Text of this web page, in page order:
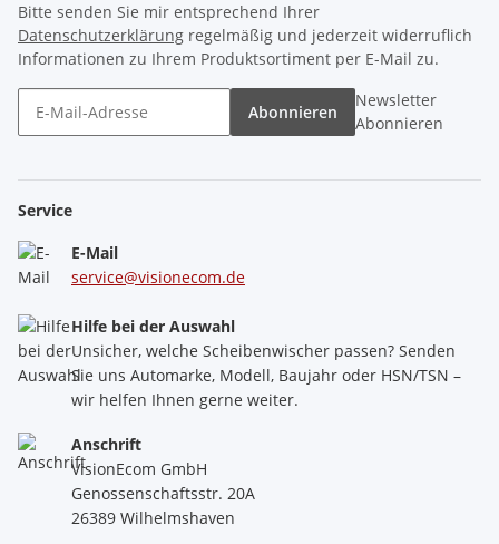
Bitte senden Sie mir entsprechend Ihrer
Datenschutzerklärung regelmäßig und jederzeit widerruflich
Informationen zu Ihrem Produktsortiment per E-Mail zu.
Abonnieren
Newsletter
Abonnieren
Service
E-Mail
service@visionecom.de
Hilfe bei der Auswahl
Unsicher, welche Scheibenwischer passen? Senden
Sie uns Automarke, Modell, Baujahr oder HSN/TSN –
wir helfen Ihnen gerne weiter.
Anschrift
VisionEcom GmbH
Genossenschaftsstr. 20A
26389 Wilhelmshaven